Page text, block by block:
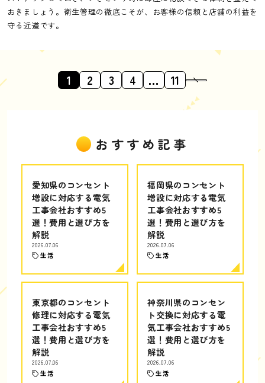
おきましょう。衛生管理の徹底こそが、お客様の信頼と店舗の利益を
守る近道です。
1 2 3 4 … 11
おすすめ記事
愛知県のコンセント
増設に対応する電気
工事会社おすすめ5
選！費用と選び方を
解説
2026.07.06
生活
福岡県のコンセント
増設に対応する電気
工事会社おすすめ5
選！費用と選び方を
解説
2026.07.06
生活
東京都のコンセント
修理に対応する電気
工事会社おすすめ5
選！費用と選び方を
解説
2026.07.06
生活
神奈川県のコンセン
ト交換に対応する電
気工事会社おすすめ5
選！費用と選び方を
解説
2026.07.06
生活